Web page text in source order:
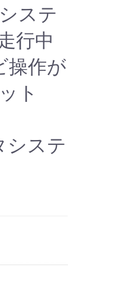
ステ
行中
操作が
ット
システ